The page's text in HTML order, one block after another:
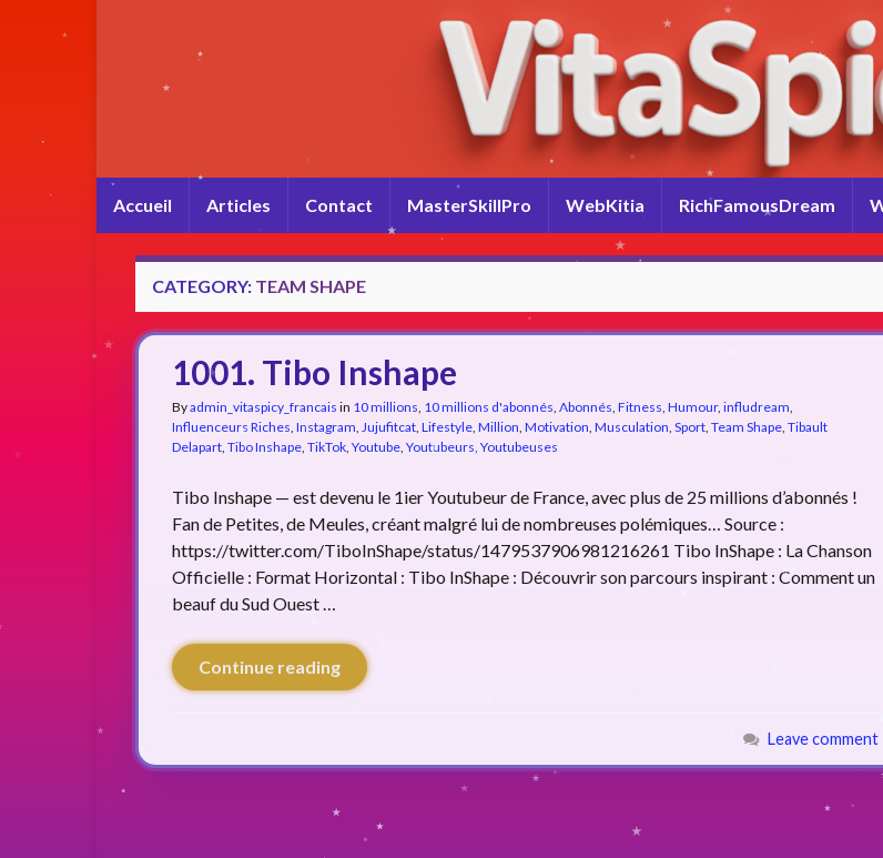
Accueil Articles Contact MasterSkillPro WebKitia RichFamousDream
CATEGORY: TEAM SHAPE
1001. Tibo Inshape
Byadmin_vitaspicy_francais in 10 millions, 10 millions d'abonnés, Abonnés, Fitness, Humour, infludream,
Influenceurs Riches, Instagram, Jujufitcat, Lifestyle, Million, Motivation, Musculation, Sport, Team Shape, Tibault
Delapart, Tibo Inshape, TikTok, Youtube, Youtubeurs, Youtubeuses
Tibo Inshape — est devenu le 1ier Youtubeur de France, avec plus de 25 millions d’abonnés !
Fan de Petites, de Meules, créant malgré lui de nombreuses polémiques… Source :
https://twitter.com/TiboInShape/status/1479537906981216261 Tibo InShape : La Chanson
Officielle : Format Horizontal : Tibo InShape : Découvrir son parcours inspirant : Comment un
beauf du Sud Ouest …
Continue reading
Leave comment